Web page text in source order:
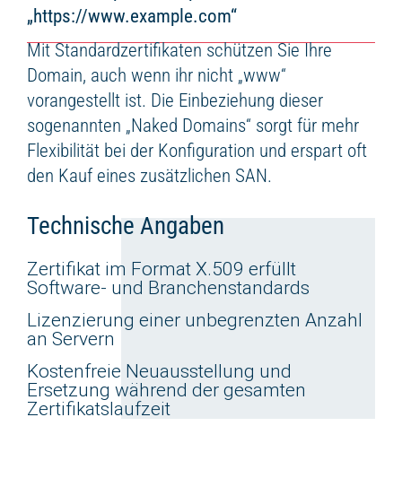
„https://www.example.com“
Mit Standardzertifikaten schützen Sie Ihre
Domain, auch wenn ihr nicht „www“
vorangestellt ist. Die Einbeziehung dieser
sogenannten „Naked Domains“ sorgt für mehr
Flexibilität bei der Konfiguration und erspart oft
den Kauf eines zusätzlichen SAN.
Technische Angaben
Zertifikat im Format X.509 erfüllt
Software- und Branchenstandards
Lizenzierung einer unbegrenzten Anzahl
an Servern
Kostenfreie Neuausstellung und
Ersetzung während der gesamten
Zertifikatslaufzeit